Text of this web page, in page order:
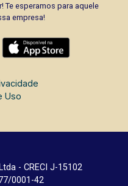
Te esperamos para aquele
empresa!
Uso
- CRECI J-15102
0001-42